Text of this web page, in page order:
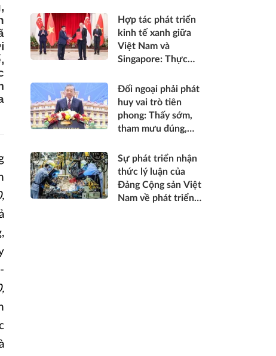
và hạnh phúc của
nhân dân*
Hợp tác phát triển
kinh tế xanh giữa
Việt Nam và
Singapore: Thực
khuyến nghị chính
sách
Đối ngoại phải phát
huy vai trò tiên
phong: Thấy sớm,
tham mưu đúng,
góp phần bảo vệ Tổ
quốc từ sớm, từ xa;
mở đường, kết nối
và tranh thủ nguồn
Sự phát triển nhận
thức lý luận của
Đảng Cộng sản Việt
Nam về phát triển